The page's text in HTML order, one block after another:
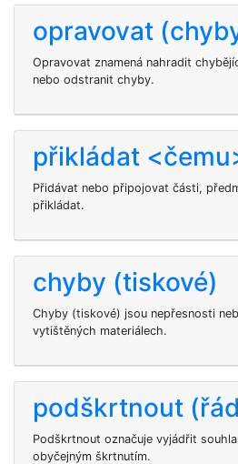
opravovat
Opravovat znamená nahradit
nebo odstranit chyby.
přikládat
Přidávat nebo připojovat části,
přikládat.
chyby (tiskové)
Chyby (tiskové) jsou nepřesnosti
vytištěných materiálech.
podškrtnout
Podškrtnout označuje vyjádřit
obyčejným škrtnutím.